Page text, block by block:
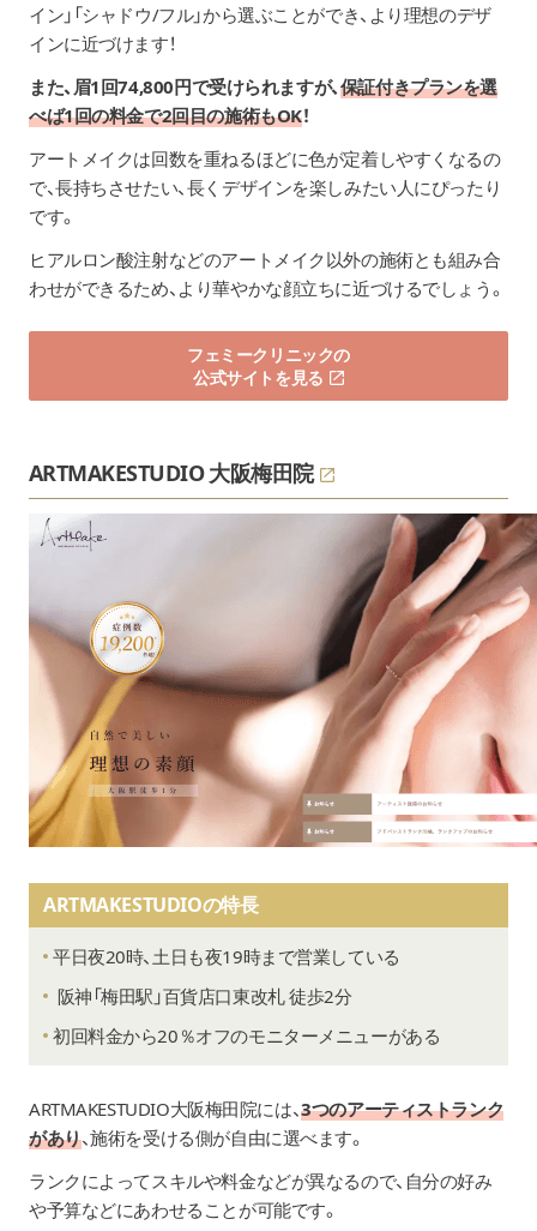
イン」「シャドウ/フル」から選ぶことができ、より理想のデザ
インに近づけます！
また、眉1回74,800円で受けられますが、保証付きプランを選
べば1回の料金で2回目の施術もOK！
アートメイクは回数を重ねるほどに色が定着しやすくなるの
で、長持ちさせたい、長くデザインを楽しみたい人にぴったり
です。
ヒアルロン酸注射などのアートメイク以外の施術とも組み合
わせができるため、より華やかな顔立ちに近づけるでしょう。
フェミークリニックの
公式サイトを見る
ARTMAKESTUDIO 大阪梅田院
ARTMAKESTUDIOの特長
平日夜20時、土日も夜19時まで営業している
阪神「梅田駅」百貨店口東改札 徒歩2分
初回料金から20％オフのモニターメニューがある
ARTMAKESTUDIO大阪梅田院には、3つのアーティストランク
があり、施術を受ける側が自由に選べます。
ランクによってスキルや料金などが異なるので、自分の好み
や予算などにあわせることが可能です。